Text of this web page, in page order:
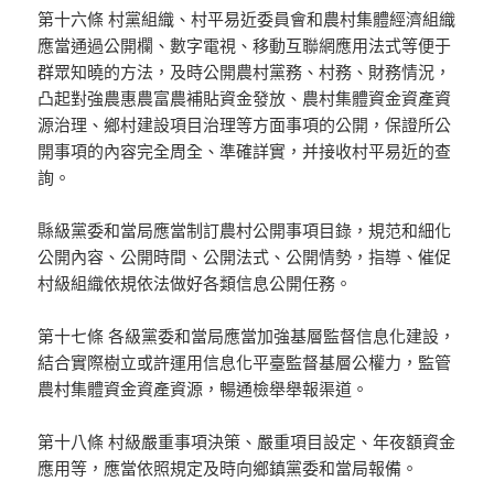
第十六條 村黨組織、村平易近委員會和農村集體經濟組織
應當通過公開欄、數字電視、移動互聯網應用法式等便于
群眾知曉的方法，及時公開農村黨務、村務、財務情況，
凸起對強農惠農富農補貼資金發放、農村集體資金資產資
源治理、鄉村建設項目治理等方面事項的公開，保證所公
開事項的內容完全周全、準確詳實，并接收村平易近的查
詢。
縣級黨委和當局應當制訂農村公開事項目錄，規范和細化
公開內容、公開時間、公開法式、公開情勢，指導、催促
村級組織依規依法做好各類信息公開任務。
第十七條 各級黨委和當局應當加強基層監督信息化建設，
結合實際樹立或許運用信息化平臺監督基層公權力，監管
農村集體資金資產資源，暢通檢舉舉報渠道。
第十八條 村級嚴重事項決策、嚴重項目設定、年夜額資金
應用等，應當依照規定及時向鄉鎮黨委和當局報備。